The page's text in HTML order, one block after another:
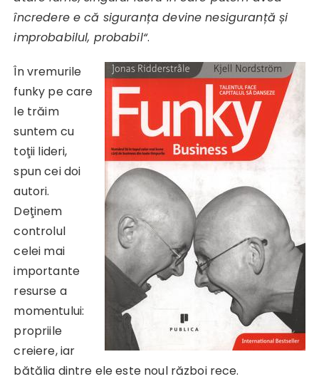
încredere e că siguranța devine nesiguranță și
improbabilul, probabil“.
În vremurile
funky pe care
le trăim
suntem cu
toţii lideri,
spun cei doi
autori.
Deţinem
controlul
celei mai
importante
resurse a
momentului:
propriile
creiere, iar
bătălia dintre ele este noul război rece.